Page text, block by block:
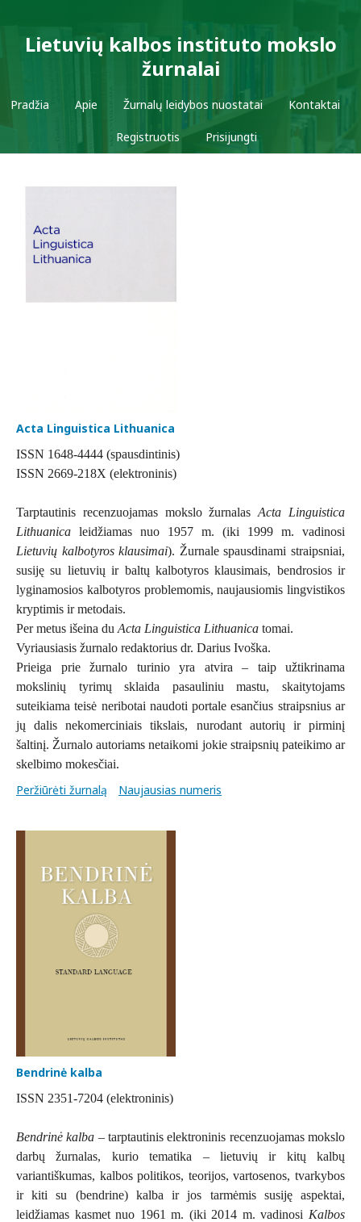
Lietuvių kalbos instituto mokslo
žurnalai
Pradžia Apie Žurnalų leidybos nuostatai Kontaktai
Registruotis Prisijungti
Acta Linguistica Lithuanica
ISSN 1648-4444 (spausdintinis)
ISSN 2669-218X (elektroninis)
Tarptautinis recenzuojamas mokslo žurnalasActa Linguistica
Lithuanica leidžiamas nuo 1957 m. (iki 1999 m. vadinosi
Lietuvių kalbotyros klausimai). Žurnale spausdinami straipsniai,
susiję su lietuvių ir baltų kalbotyros klausimais, bendrosios ir
lyginamosios kalbotyros problemomis, naujausiomis lingvistikos
kryptimis ir metodais.
Per metus išeina du Acta Linguistica Lithuanica tomai.
Vyriausiasis žurnalo redaktorius dr. Darius Ivoška.
Prieiga prie žurnalo turinio yra atvira – taip užtikrinama
mokslinių tyrimų sklaida pasauliniu mastu, skaitytojams
suteikiama teisė neribotai naudoti portale esančius straipsnius ar
jų dalis nekomerciniais tikslais, nurodant autorių ir pirminį
šaltinį. Žurnalo autoriams netaikomi jokie straipsnių pateikimo ar
skelbimo mokesčiai.
Peržiūrėti žurnalą Naujausias numeris
Bendrinė kalba
ISSN 2351-7204 (elektroninis)
Bendrinė kalba – tarptautinis elektroninis recenzuojamas mokslo
darbų žurnalas, kurio tematika – lietuvių ir kitų kalbų
variantiškumas, kalbos politikos, teorijos, vartosenos, tvarkybos
ir kiti su (bendrine) kalba ir jos tarmėmis susiję aspektai,
leidžiamas kasmet nuo 1961 m. (iki 2014 m. vadinosi Kalbos